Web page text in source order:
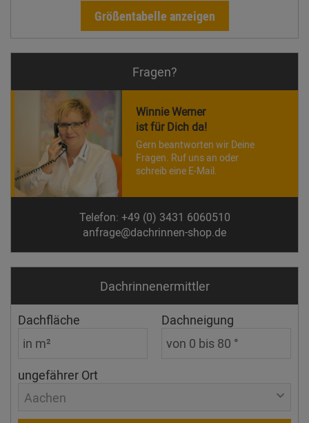
Größentabelle anzeigen
Fragen?
Winnie Werner
ist für Dich da!
Gern beantworten wir Deine
Fragen. Ruf uns an oder
schreib eine E-Mail.
Telefon: +49 (0) 3431 6060510
anfrage@dachrinnen-shop.de
Dachrinnen­ermittler
Dachfläche Dachneigung
ungefährer Ort
Aachen